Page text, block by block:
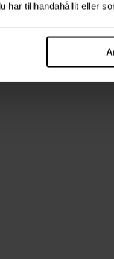
har tillhandahållit eller